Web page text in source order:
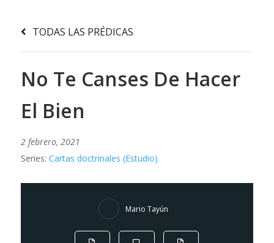
TODAS LAS PRÉDICAS
No Te Canses De Hacer
El Bien
2 febrero, 2021
Series: Cartas doctrinales (Estudio)
Mario Tayún